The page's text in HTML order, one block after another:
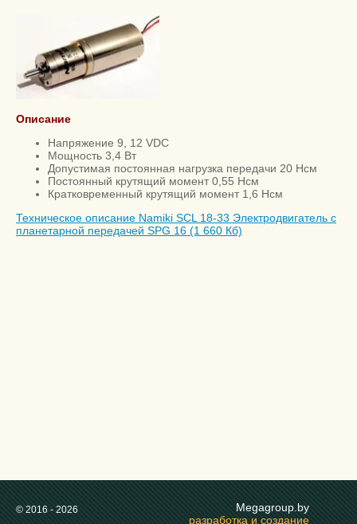
Описание
Напряжение 9, 12 VDC
Мощность 3,4 Вт
Допустимая постоянная нагрузка передачи 20 Нсм
Постоянный крутящий момент 0,55 Нсм
Кратковременный крутящий момент 1,6 Нсм
Техническое описание Namiki SCL 18-33 Электродвигатель с
планетарной передачей SPG 16 (1 660 Кб)
© 2016 - 2026
Megagroup.by
разработка и создание